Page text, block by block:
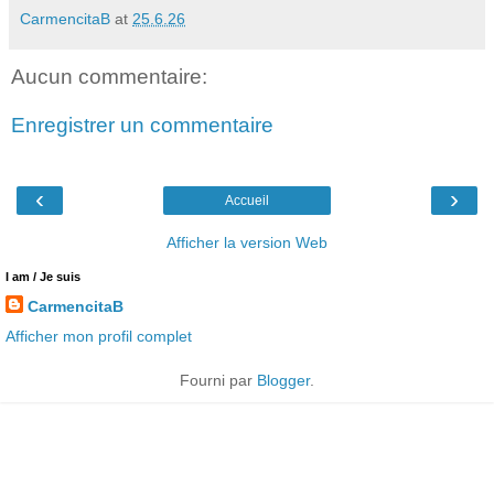
CarmencitaB at 25.6.26
Aucun commentaire:
Enregistrer un commentaire
‹ ›
Accueil
Afficher la version Web
I am / Je suis
CarmencitaB
Afficher mon profil complet
Fourni par Blogger.